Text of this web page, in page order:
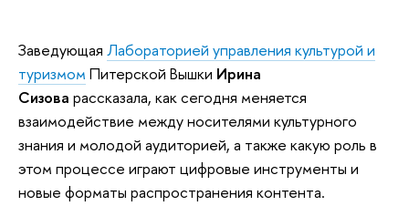
Заведующая Лабораторией управления культурой и
туризмом Питерской Вышки Ирина
Сизова рассказала, как сегодня меняется
взаимодействие между носителями культурного
знания и молодой аудиторией, а также какую роль в
этом процессе играют цифровые инструменты и
новые форматы распространения контента.